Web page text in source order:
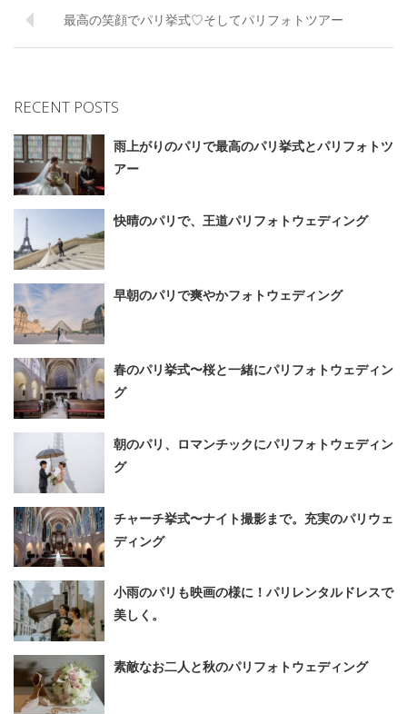
最高の笑顔でパリ挙式♡そしてパリフォトツアー
RECENT POSTS
雨上がりのパリで最高のパリ挙式とパリフォトツ
アー
快晴のパリで、王道パリフォトウェディング
早朝のパリで爽やかフォトウェディング
春のパリ挙式〜桜と一緒にパリフォトウェディン
グ
朝のパリ、ロマンチックにパリフォトウェディン
グ
チャーチ挙式〜ナイト撮影まで。充実のパリウェ
ディング
小雨のパリも映画の様に！パリレンタルドレスで
美しく。
素敵なお二人と秋のパリフォトウェディング